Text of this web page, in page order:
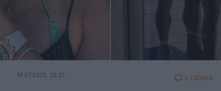
14.07.2025, 22:27 5 ΣΧΟΛΙΑ